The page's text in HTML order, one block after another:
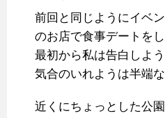
前回と同じようにイベ
のお店で食事デートをし
最初から私は告白しよ
気合のいれようは半端
近くにちょっとした公